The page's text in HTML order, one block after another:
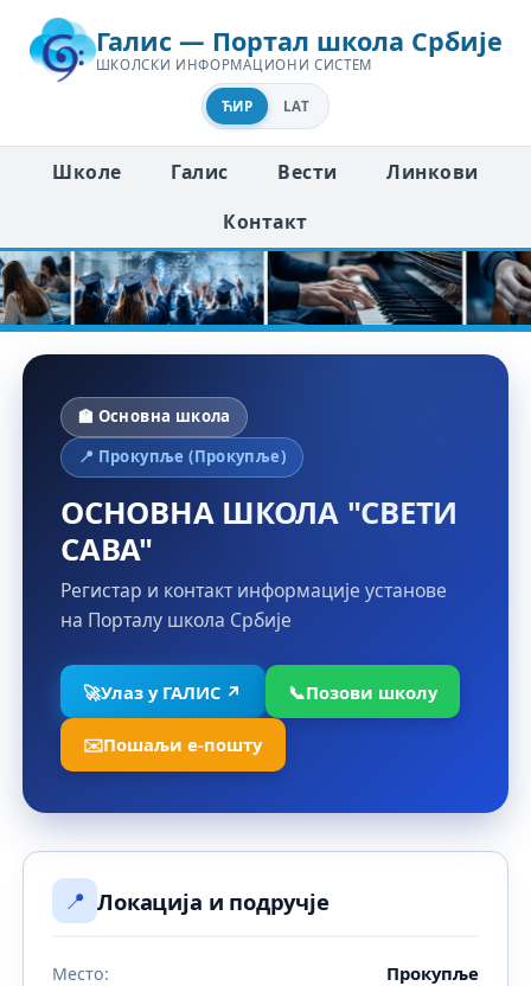
Галис — Портал школа Србије
ШКОЛСКИ ИНФОРМАЦИОНИ СИСТЕМ
ЋИР LAT
Школе Галис Вести
Линкови
Контакт
🏫 Основна школа
📍 Прокупље (Прокупље)
ОСНОВНА ШКОЛА "СВЕТИ
САВА"
Регистар и контакт информације установе
на Порталу школа Србије
🚀Улаз у ГАЛИС ↗ 📞Позови школу
✉️Пошаљи е-пошту
📍 Локација и подручје
Место: Прокупље